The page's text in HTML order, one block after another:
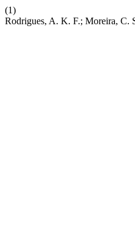
(1)
Rodrigues, A. K. F.; Moreira, C.